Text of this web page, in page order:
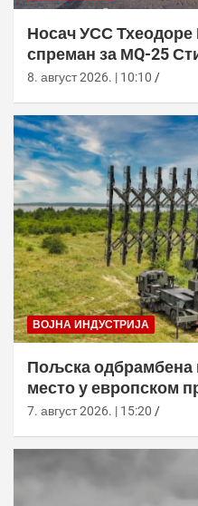
Носач УСС Тхеодоре
спреман за МQ-25
оперативна употреба
8. август 2026. | 10:10
ВОЈНА ИНДУСТРИЈА
Пољска одбрамбена
место у европском
7. август 2026. | 15:20